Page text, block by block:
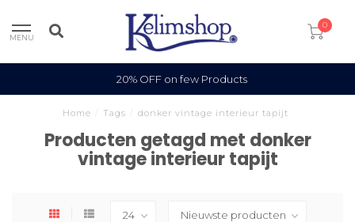
MENU
0
20% OFF on few Products
Home Tags donker vintage interieur tapijt
Producten getagd met donker
vintage interieur tapijt